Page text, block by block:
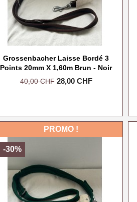
Grossenbacher Laisse Bordé 3
Points 20mm X 1,60m Brun - Noir
Prix
40,00 CHF Prix
28,00 CHF
PROMO !
-30%